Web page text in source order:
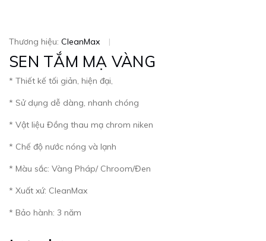
Thương hiệu: CleanMax |
SEN TẮM MẠ VÀNG
* Thiết kế tối giản, hiện đại,
* Sử dụng dễ dàng, nhanh chóng
* Vật liệu Đồng thau mạ chrom niken
* Chế độ nước nóng và lạnh
* Màu sắc: Vàng Pháp/ Chroom/Đen
* Xuất xứ: CleanMax
* Bảo hành: 3 năm